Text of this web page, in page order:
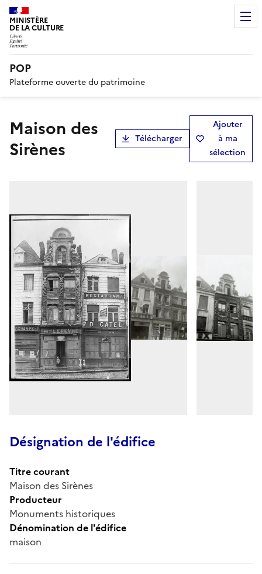
MINISTÈRE
DE LA CULTURE
POP
Plateforme ouverte du patrimoine
Maison des
Sirènes
Télécharger
Ajouter
à ma
sélection
Désignation de l'édifice
Titre courant
Maison des Sirènes
Producteur
Monuments historiques
Dénomination de l'édifice
maison